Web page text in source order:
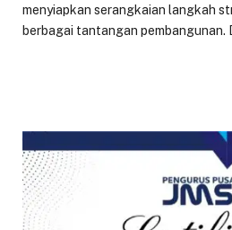
menyiapkan serangkaian langkah
berbagai tantangan pembangunan.